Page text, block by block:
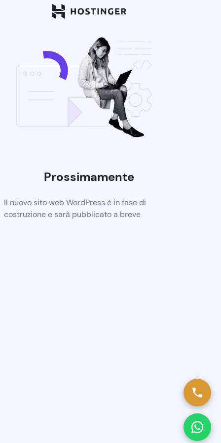
Prossimamente
Il nuovo sito web WordPress è in fase di
costruzione e sarà pubblicato a breve